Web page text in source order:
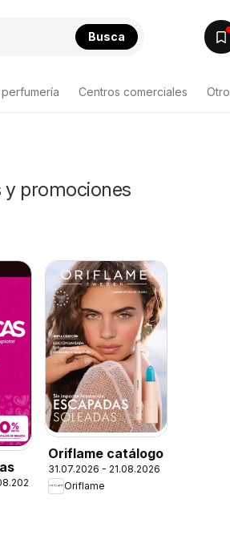
Busca
Centros comerciales
y promociones
Oriflame catálogo
31.07.2026 - 21.08.2026
Oriflame